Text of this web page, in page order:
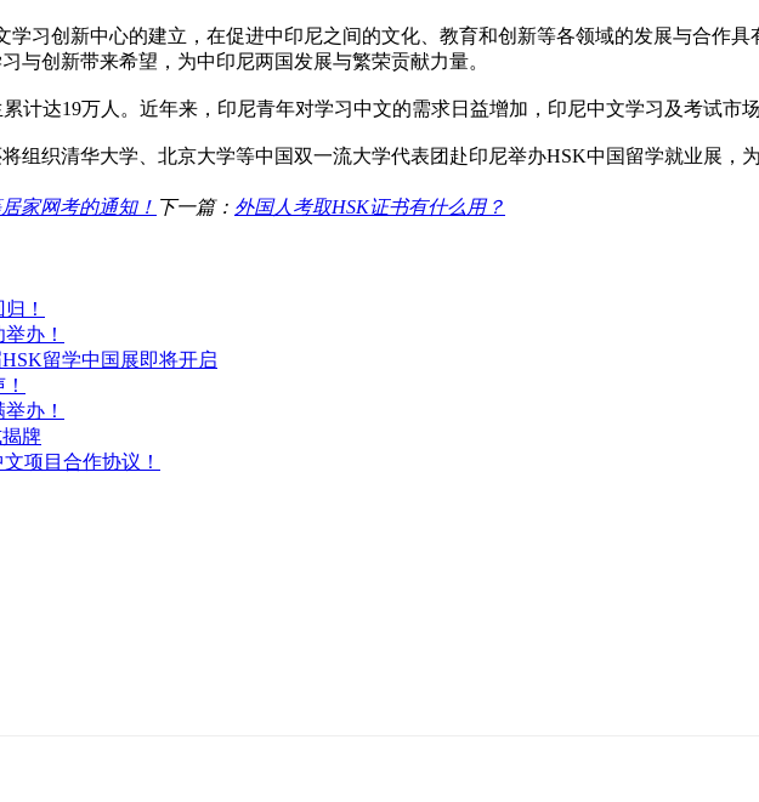
学习创新中心的建立，在促进中印尼之间的文化、教育和创新等各领域的发展与合作
与创新带来希望，为中印尼两国发展与繁荣贡献力量。
计达19万人。近年来，印尼青年对学习中文的需求日益增加，印尼中文学习及考试市
组织清华大学、北京大学等中国双一流大学代表团赴印尼举办HSK中国留学就业展，
家网考的通知！ 下一篇： 外国人考取HSK证书有什么用？
！
办！
留学中国展即将开启
办！
牌
项目合作协议！